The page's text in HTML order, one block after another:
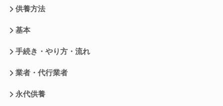
供養方法
基本
手続き・やり方・流れ
業者・代行業者
永代供養